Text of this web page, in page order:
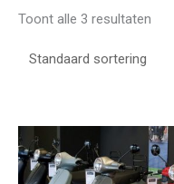
Toont alle 3 resultaten